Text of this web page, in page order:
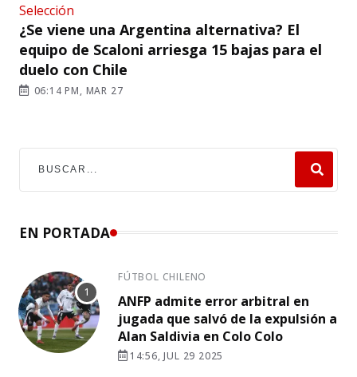
Selección
¿Se viene una Argentina alternativa? El
equipo de Scaloni arriesga 15 bajas para el
duelo con Chile
06:14 PM, MAR 27
EN PORTADA
FÚTBOL CHILENO
ANFP admite error arbitral en
jugada que salvó de la expulsión a
Alan Saldivia en Colo Colo
14:56, JUL 29 2025